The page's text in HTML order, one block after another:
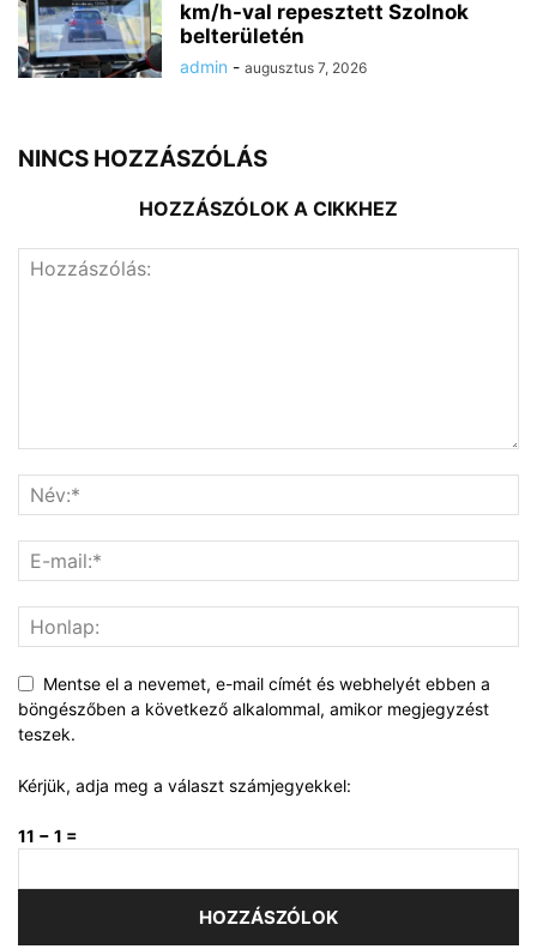
km/h-val repesztett Szolnok
belterületén
admin - augusztus 7, 2026
NINCS HOZZÁSZÓLÁS
HOZZÁSZÓLOK A CIKKHEZ
Mentse el a nevemet, e-mail címét és webhelyét ebben a
böngészőben a következő alkalommal, amikor megjegyzést
teszek.
Kérjük, adja meg a választ számjegyekkel:
11 − 1 =